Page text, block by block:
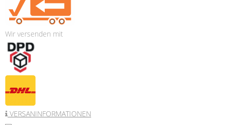
Wir versenden mit
VERSANINFORMATIONEN